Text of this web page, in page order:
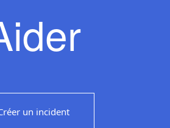
un incident